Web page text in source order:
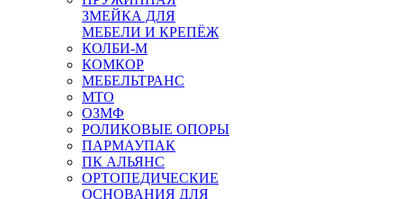
ЗМЕЙКА ДЛЯ
МЕБЕЛИ И КРЕПЁЖ
КОЛБИ-М
КОМКОР
МЕБЕЛЬТРАНС
MTO
ОЗМФ
РОЛИКОВЫЕ ОПОРЫ
ПАРМАУПАК
ПК АЛЬЯНС
ОРТОПЕДИЧЕСКИЕ
ОСНОВАНИЯ ДЛЯ